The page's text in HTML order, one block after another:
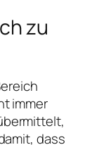
zu
immer
dass